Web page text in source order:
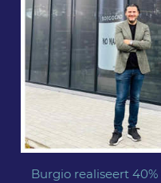
Burgio realiseert